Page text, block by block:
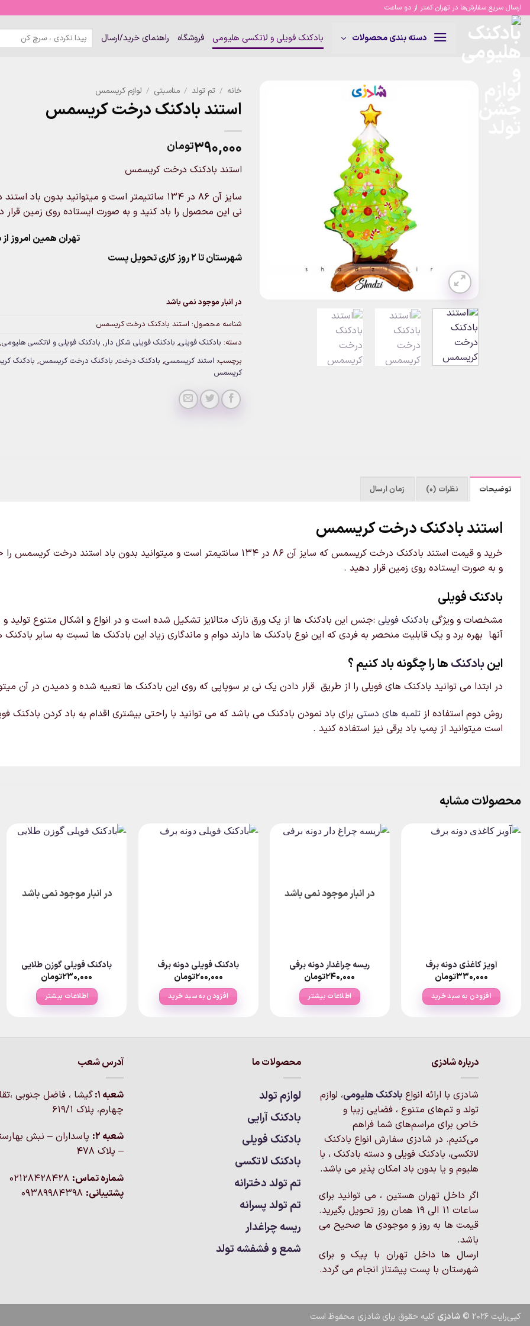
Skip
content
ارسال سریع سفارش‌ها در تهران کمتر از دو ساعت
دسته بندی محصولات بادکنک فویلی و لاتکسی هلیومی فروشگاه راهنمای خرید/ارسال
جستجو
برای:
خانه / تم تولد / مناسبتی / لوازم کریسمس
استند بادکنک درخت کریسمس
۳۹۰,۰۰۰تومان
استند بادکنک درخت کریسمس
سایز آن 86 در 134 سانتیمتر است و میتوانید
نی این محصول را باد کنید و به صورت ایستاده روی زمین قرار
تهران همین امروز از ساعت ۱۱-
شهرستان تا 2 روز کاری تحویل پست
در انبار موجود نمی باشد
شناسه محصول: استند بادکنک درخت کریسمس
دسته: بادکنک فویلی, بادکنک فویلی شکل دار, بادکنک فویلی و لاتکسی هلیومی,
برچسب: استند کریسمسی, بادکنک درخت, بادکنک درخت کریسمس, بادکنک
کریسمس
توضیحات نظرات (0) زمان ارسال
استند بادکنک درخت کریسمس
خرید و قیمت استند بادکنک درخت کریسمس که سایز آن 86 در 134 سانتیمتر است و میتوانید
و به صورت ایستاده روی زمین قرار دهید .
بادکنک فویلی
مشخصات و ویژگی بادکنک فویلی :جنس این بادکنک ها از یک ورق نازک متالایز تشکیل شده است و در انواع و اشکال متنوع تولید
آنها بهره برد و یک قابلیت منحصر به فردی که این نوع بادکنک ها دارند دوام و ماندگاری زیاد این بادکنک ها نسبت به سایر
اینبادکنک ها را چگونه باد کنیم ؟
در ابتدا می توانید بادکنک های فویلی را از طریق قرار دادن یک نی بر سوپاپی که روی این بادکنک ها تعبیه شده و دمیدن در آن
روش دوم استفاده از تلمبه های دستی برای باد نمودن بادکنک می باشد که می توانید با راحتی بیشتری اقدام به باد کردن بادکنک
است میتوانید از پمپ باد برقی نیز استفاده کنید .
محصولات مشابه
آویز کاغذی دونه برف
۳۳۰,۰۰۰تومان
افزودن به سبد خرید
در انبار موجود نمی باشد
ریسه چراغدار دونه برفی
۲۴۰,۰۰۰تومان
اطلاعات بیشتر
بادکنک فویلی دونه برف
۲۰۰,۰۰۰تومان
افزودن به سبد خرید
در انبار موجود نمی باشد
بادکنک فویلی گوزن طلایی
۲۳۰,۰۰۰تومان
اطلاعات بیشتر
درباره شادزی
شادزی با ارائه انواع بادکنک‌ هلیومی، لوازم
تولد و تم‌های متنوع ، فضایی زیبا و
خاص برای مراسم‌های شما فراهم
می‌کنیم. در شادزی سفارش انواع بادکنک
لاتکسی، بادکنک فویلی و دسته بادکنک ، با
هلیوم و یا بدون باد امکان پذیر می باشد.
اگر داخل تهران هستین ، می توانید برای
ساعات 11 الی 19 همان روز تحویل بگیرید.
قیمت ها به روز و موجودی ها صحیح می
باشد.
ارسال ها داخل تهران با پیک و برای
شهرستان با پست پیشتاز انجام می گردد.
محصولات ما
لوازم تولد
بادکنک آرایی
بادکنک فویلی
بادکنک لاتکسی
تم تولد دخترانه
تم تولد پسرانه
ریسه چراغدار
شمع و فشفشه تولد
آدرس شعب
شعبه 1:
گيشا ، فاضل جنوبی
چهارم، پلاک 619/1
شعبه 2:
پاسداران – نبش
– پلاک ۴۷۸
شماره تماس:
پشتیبانی:
کپی‌رایت 2026 © شادزی کلیه حقوق برای شادزی محفوظ است